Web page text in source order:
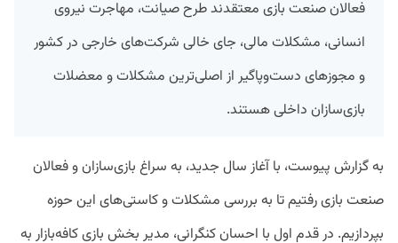
فعالان صنعت بازی معتقدند طرح صیانت، مهاجرت نیروی
انسانی، مشکلات مالی، جای خالی شرکت‌های خارجی در کشور
و مجوز‌های دست‌وپاگیر از اصلی‌ترین مشکلات و معضلات
بازی‌سازان داخلی هستند.
به گزارش پیوست، با آغاز سال جدید، به سراغ بازی‌سازان و فعالان
صنعت بازی رفتیم تا به بررسی مشکلات و کاستی‌های این حوزه
بپردازیم. در قدم اول با احسان کنگرانی، مدیر بخش بازی کافه‌بازار به‌